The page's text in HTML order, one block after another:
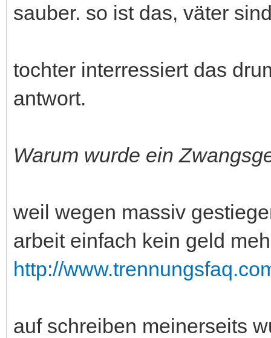
sauber. so ist das, väter
tochter interressiert das
antwort.
Warum wurde ein
weil wegen massiv
arbeit einfach kein geld
http://
auf schreiben meinerseits